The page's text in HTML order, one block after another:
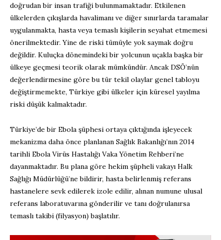
doğrudan bir insan trafiği bulunmamaktadır. Etkilenen
ülkelerden çıkışlarda havalimanı ve diğer sınırlarda taramalar
uygulanmakta, hasta veya temaslı kişilerin seyahat etmemesi
önerilmektedir. Yine de riski tümüyle yok saymak doğru
değildir. Kuluçka dönemindeki bir yolcunun uçakla başka bir
ülkeye geçmesi teorik olarak mümkündür. Ancak DSÖ’nün
değerlendirmesine göre bu tür tekil olaylar genel tabloyu
değiştirmemekte, Türkiye gibi ülkeler için küresel yayılma
riski düşük kalmaktadır.
Türkiye’de bir Ebola şüphesi ortaya çıktığında işleyecek
mekanizma daha önce planlanan Sağlık Bakanlığı’nın 2014
tarihli Ebola Virüs Hastalığı Vaka Yönetim Rehberi’ne
dayanmaktadır. Bu plana göre hekim şüpheli vakayı Halk
Sağlığı Müdürlüğü’ne bildirir, hasta belirlenmiş referans
hastanelere sevk edilerek izole edilir, alınan numune ulusal
referans laboratuvarına gönderilir ve tanı doğrulanırsa
temaslı takibi (filyasyon) başlatılır.